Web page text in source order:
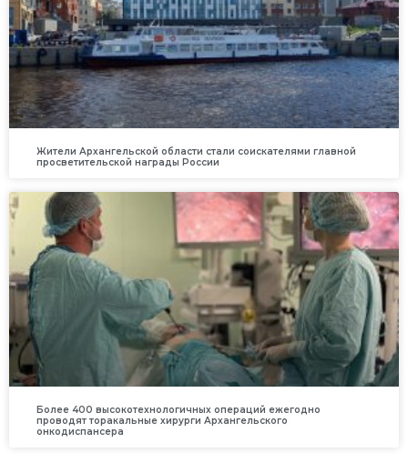
Жители Архангельской области стали соискателями главной
просветительской награды России
Более 400 высокотехнологичных операций ежегодно
проводят торакальные хирурги Архангельского
онкодиспансера